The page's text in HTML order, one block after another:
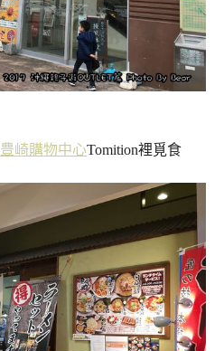
豊崎購物中心Tomition裡覓食